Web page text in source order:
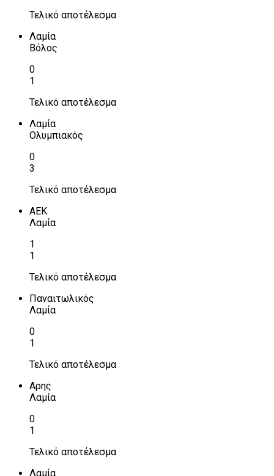
Τελικό αποτέλεσμα
Λαμία
Βόλος
0
1
Τελικό αποτέλεσμα
Λαμία
Ολυμπιακός
0
3
Τελικό αποτέλεσμα
ΑΕΚ
Λαμία
1
1
Τελικό αποτέλεσμα
Παναιτωλικός
Λαμία
0
1
Τελικό αποτέλεσμα
Αρης
Λαμία
0
1
Τελικό αποτέλεσμα
Λαμία